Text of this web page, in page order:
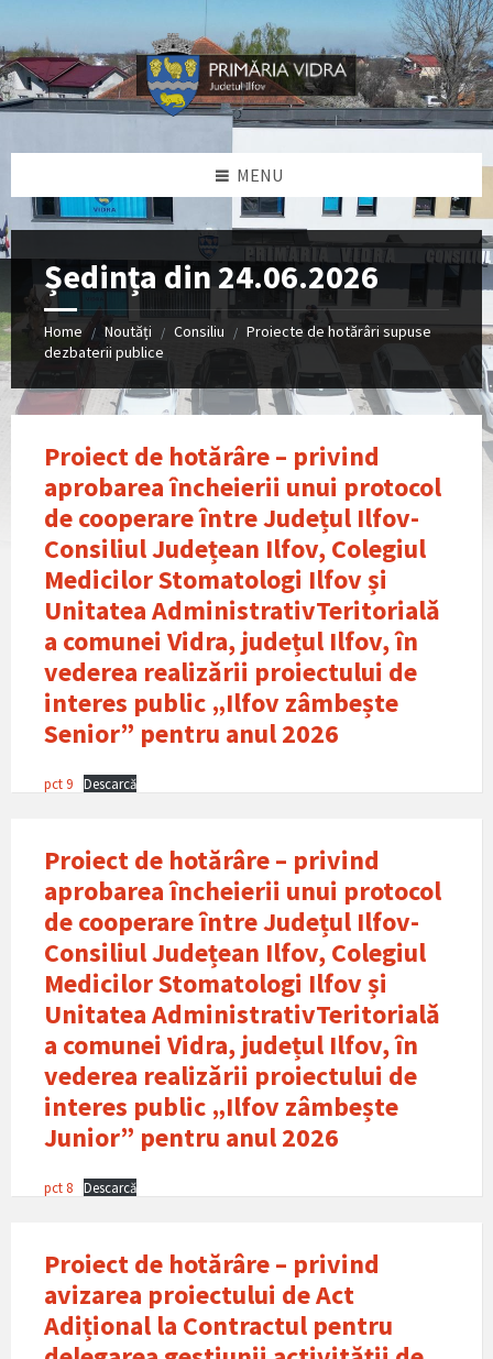
content
left
sidebar
right
sidebar
footer
MENU
Ședința din 24.06.2026
Home / Noutăți / Consiliu / Proiecte de hotărâri supuse
dezbaterii publice
Proiect de hotărâre – privind
aprobarea încheierii unui protocol
de cooperare între Județul Ilfov-
Consiliul Județean Ilfov, Colegiul
Medicilor Stomatologi Ilfov și
Unitatea AdministrativTeritorialǎ
a comunei Vidra, județul Ilfov, în
vederea realizǎrii proiectului de
interes public „Ilfov zâmbește
Senior” pentru anul 2026
pct 9 Descarcă
Proiect de hotărâre – privind
aprobarea încheierii unui protocol
de cooperare între Județul Ilfov-
Consiliul Județean Ilfov, Colegiul
Medicilor Stomatologi Ilfov și
Unitatea AdministrativTeritorialǎ
a comunei Vidra, județul Ilfov, în
vederea realizǎrii proiectului de
interes public „Ilfov zâmbește
Junior” pentru anul 2026
pct 8 Descarcă
Proiect de hotărâre – privind
avizarea proiectului de Act
Adițional la Contractul pentru